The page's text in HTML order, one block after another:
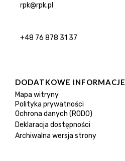
rpk@rpk.pl
+48 76 878 31 37
DODATKOWE INFORMACJE
Mapa witryny
Polityka prywatności
Ochrona danych (RODO)
Deklaracja dostępności
Archiwalna wersja strony